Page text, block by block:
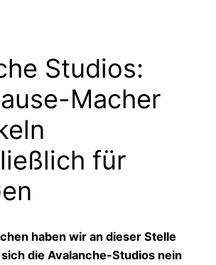
Studios:
Macher
für
haben wir an dieser Stelle
die Avalanche-Studios nein